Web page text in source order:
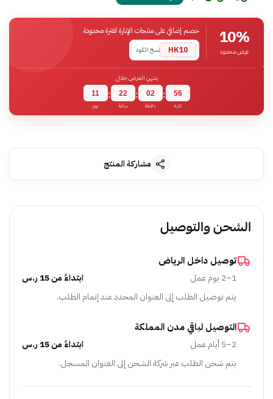
10%
عرض محدود
خصم إضافي على منتجات الإنارة لفترة محدودة
HK10
نسخ الكود
ينتهي العرض خلال
11
يوم
: 22
ساعة
: 02
دقيقة
: 55
ثانية
مشاركة المنتج
الشحن والتوصيل
توصيل داخل الرياض
1–2 يوم عمل
ابتداءً من 15 ر.س
يتم توصيل الطلب إلى العنوان المحدد عند إتمام الطلب.
التوصيل لباقي مدن المملكة
2–5 أيام عمل
ابتداءً من 15 ر.س
يتم شحن الطلب عبر شركة الشحن إلى العنوان المسجل.